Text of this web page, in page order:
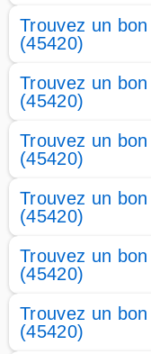
Trouvez un
(45420)
Trouvez un
(45420)
Trouvez un
(45420)
Trouvez un
(45420)
Trouvez un
(45420)
Trouvez un
(45420)